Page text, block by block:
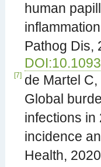
human
Pathog Dis,
[7] de Martel
Global
infections in
incidence
Health,